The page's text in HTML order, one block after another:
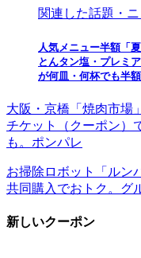
関連した話題・
人気メニュー半額「
とんタン塩・プレミ
が何皿・何杯でも半
大阪・京橋「焼肉市場
チケット（クーポン）
も。ポンパレ
お掃除ロボット「ルン
共同購入でおトク。グ
新しいクーポン